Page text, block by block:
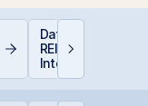
Data Center REIT
REIT-ul în era
Inteligenței